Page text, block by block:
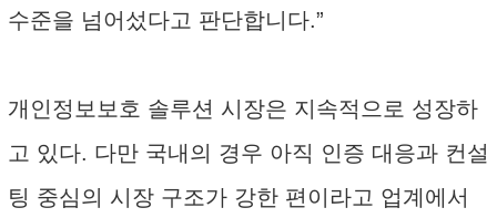
수준을 넘어섰다고 판단합니다.”
개인정보보호 솔루션 시장은 지속적으로 성장하
고 있다. 다만 국내의 경우 아직 인증 대응과 컨설
팅 중심의 시장 구조가 강한 편이라고 업계에서